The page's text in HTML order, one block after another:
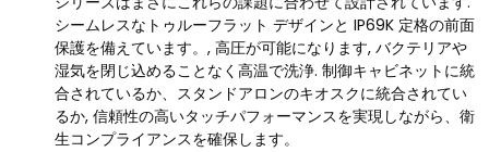
シームレスなトゥルーフラット デザインと IP69K 定格の前面
保護を備えています。, 高圧が可能になります, バクテリアや
湿気を閉じ込めることなく高温で洗浄. 制御キャビネットに統
合されているか、スタンドアロンのキオスクに統合されてい
るか, 信頼性の高いタッチパフォーマンスを実現しながら、衛
生コンプライアンスを確保します。